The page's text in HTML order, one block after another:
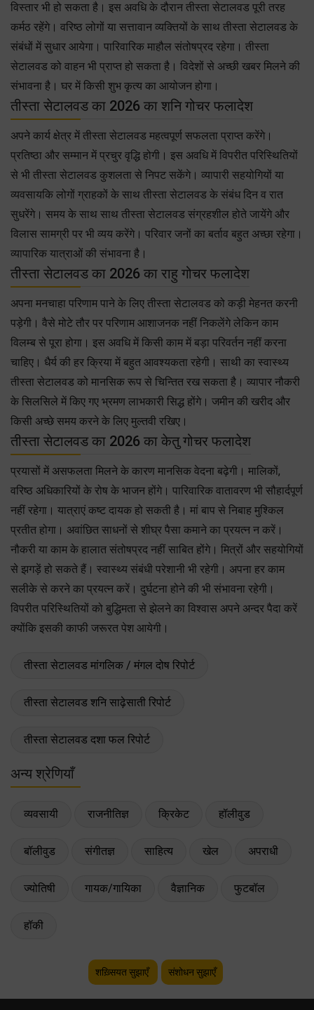
विस्तार भी हो सकता है। इस अवधि के दौरान तीस्ता सेटालवड पूरी तरह
कर्मठ रहेंगे। वरिष्ठ लोगों या सत्तावान व्यक्तियों के साथ तीस्ता सेटालवड के
संबंधों में सुधार आयेगा। पारिवारिक माहौल संतोषप्रद रहेगा। तीस्ता
सेटालवड को वाहन भी प्राप्त हो सकता है। विदेशों से अच्छी खबर मिलने की
संभावना है। घर में किसी शुभ कृत्य का आयोजन होगा।
तीस्ता सेटालवड का 2026 का शनि गोचर फलादेश
अपने कार्य क्षेत्र में तीस्ता सेटालवड महत्वपूर्ण सफलता प्राप्त करेंगे।
प्रतिष्ठा और सम्मान में प्रचुर वृद्धि होगी। इस अवधि में विपरीत परिस्थितियों
से भी तीस्ता सेटालवड कुशलता से निपट सकेंगे। व्यापारी सहयोगियों या
व्यवसायकि लोगों ग्राहकों के साथ तीस्ता सेटालवड के संबंध दिन व रात
सुधरेंगे। समय के साथ साथ तीस्ता सेटालवड संग्रहशील होते जायेंगे और
विलास सामग्री पर भी व्यय करेंगे। परिवार जनों का बर्ताव बहुत अच्छा रहेगा।
व्यापारिक यात्राओं की संभावना है।
तीस्ता सेटालवड का 2026 का राहु गोचर फलादेश
अपना मनचाहा परिणाम पाने के लिए तीस्ता सेटालवड को कड़ी मेहनत करनी
पड़ेगी। वैसे मोटे तौर पर परिणाम आशाजनक नहीं निकलेंगे लेकिन काम
विलम्ब से पूरा होगा। इस अवधि में किसी काम में बड़ा परिवर्तन नहीं करना
चाहिए। धैर्य की हर क्रिया में बहुत आवश्यकता रहेगी। साथी का स्वास्थ्य
तीस्ता सेटालवड को मानसिक रूप से चिन्तित रख सकता है। व्यापार नौकरी
के सिलसिले में किए गए भ्रमण लाभकारी सिद्ध होंगे। जमीन की खरीद और
किसी अच्छे समय करने के लिए मुल्तवी रखिए।
तीस्ता सेटालवड का 2026 का केतु गोचर फलादेश
प्रयासों में असफलता मिलने के कारण मानसिक वेदना बढ़ेगी। मालिकों,
वरिष्ठ अधिकारियों के रोष के भाजन होंगे। पारिवारिक वातावरण भी सौहार्दपूर्ण
नहीं रहेगा। यात्राएं कष्ट दायक हो सकती है। मां बाप से निबाह मुश्किल
प्रतीत होगा। अवांछित साधनों से शीघ्र पैसा कमाने का प्रयत्न न करें।
नौकरी या काम के हालात संतोषप्रद नहीं साबित होंगे। मित्रों और सहयोगियों
से झगड़ें हो सकते हैं। स्वास्थ्य संबंधी परेशानी भी रहेगी। अपना हर काम
सलीके से करने का प्रयत्न करें। दुर्घटना होने की भी संभावना रहेगी।
विपरीत परिस्थितियों को बुद्धिमता से झेलने का विश्वास अपने अन्दर पैदा करें
क्योंकि इसकी काफी जरूरत पेश आयेगी।
तीस्ता सेटालवड मांगलिक / मंगल दोष रिपोर्ट
तीस्ता सेटालवड शनि साढ़ेसाती रिपोर्ट
तीस्ता सेटालवड दशा फल रिपोर्ट
अन्य श्रेणियाँ
व्यवसायी राजनीतिज्ञ क्रिकेट हॉलीवुड
बॉलीवुड संगीतज्ञ साहित्य खेल अपराधी
ज्योतिषी गायक/गायिका वैज्ञानिक फुटबॉल
हॉकी
शख़्सियत सुझाएँ संशोधन सुझाएँ